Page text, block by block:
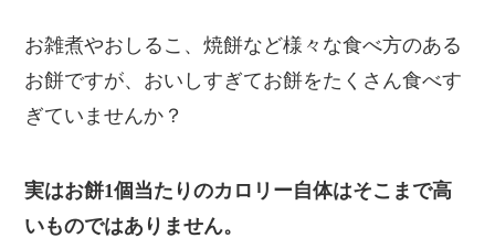
お雑煮やおしるこ、焼餅など様々な食べ方のある
お餅ですが、おいしすぎてお餅をたくさん食べす
ぎていませんか？
実はお餅1個当たりのカロリー自体はそこまで高
いものではありません。